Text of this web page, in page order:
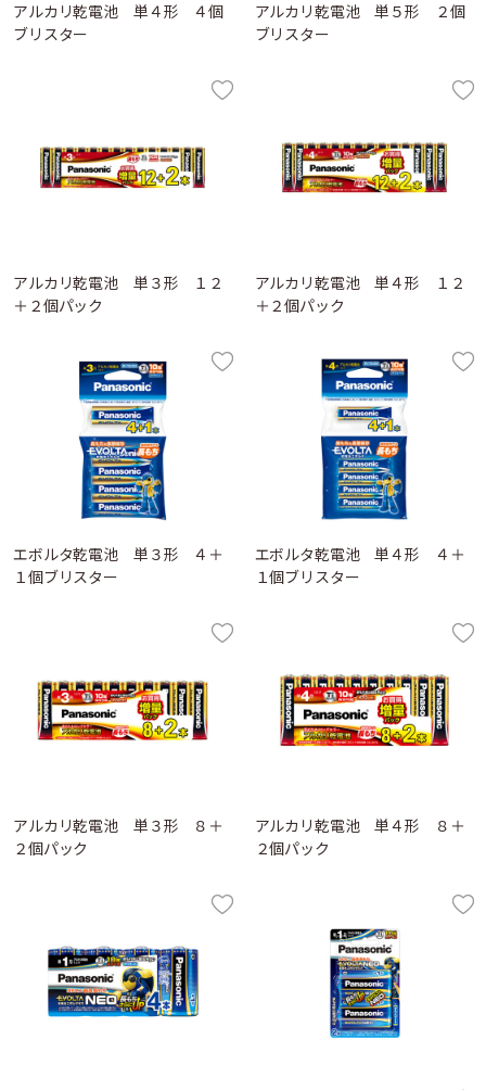
アルカリ乾電池 単４形 ４個
ブリスター
アルカリ乾電池 単５形 ２個
ブリスター
アルカリ乾電池 単３形 １２
＋２個パック
アルカリ乾電池 単４形 １２
＋２個パック
エボルタ乾電池 単３形 ４＋
１個ブリスター
エボルタ乾電池 単４形 ４＋
１個ブリスター
アルカリ乾電池 単３形 ８＋
２個パック
アルカリ乾電池 単４形 ８＋
２個パック